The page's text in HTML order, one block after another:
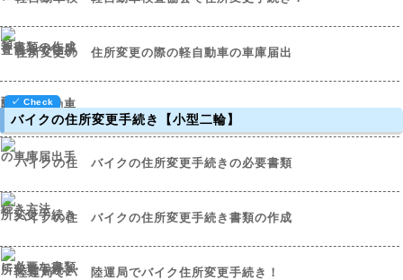
住所変更の際の軽自動車の車庫届出
バイクの住所変更手続き【小型二輪】
バイクの住所変更手続きの必要書類
バイクの住所変更手続き書類の作成
陸運局でバイク住所変更手続き！